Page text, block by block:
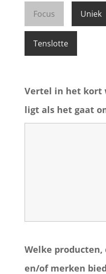
Focus Uniek
Tenslotte
Vertel in het kort
ligt als het gaat
Welke
en/of merken